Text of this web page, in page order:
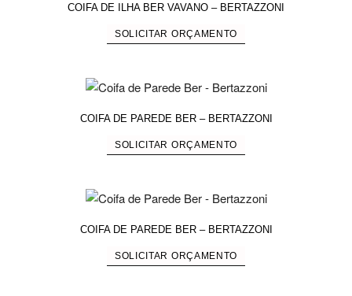
COIFA DE ILHA BER VAVANO – BERTAZZONI
SOLICITAR ORÇAMENTO
COIFA DE PAREDE BER – BERTAZZONI
SOLICITAR ORÇAMENTO
COIFA DE PAREDE BER – BERTAZZONI
SOLICITAR ORÇAMENTO